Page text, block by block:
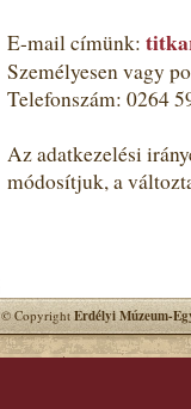
E-mail címünk:
Személyesen vagy
Telefonszám: 0264
Az adatkezelési
módosítjuk, a
© CopyrightErdélyi Múzeum-